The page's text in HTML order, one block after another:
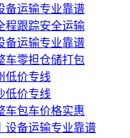
备运输专业靠谱
程跟踪安全运输
备运输专业靠谱
车零担仓储打包
低价专线
低价专线
车包车价格实惠
设备运输专业靠谱